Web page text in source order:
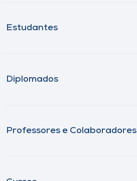
Estudantes
Diplomados
Professores e Colaboradores